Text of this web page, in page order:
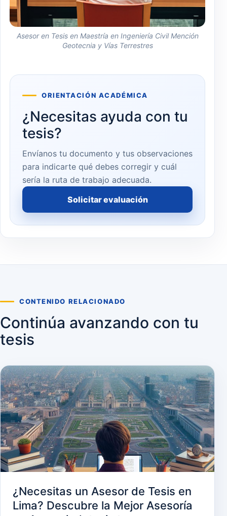
Asesor en Tesis en Maestría en Ingeniería Civil Mención
Geotecnia y Vías Terrestres
ORIENTACIÓN ACADÉMICA
¿Necesitas ayuda con tu
tesis?
Envíanos tu documento y tus observaciones
para indicarte qué debes corregir y cuál
sería la ruta de trabajo adecuada.
Solicitar evaluación
CONTENIDO RELACIONADO
Continúa avanzando con tu
tesis
¿Necesitas un Asesor de Tesis en
Lima? Descubre la Mejor Asesoría